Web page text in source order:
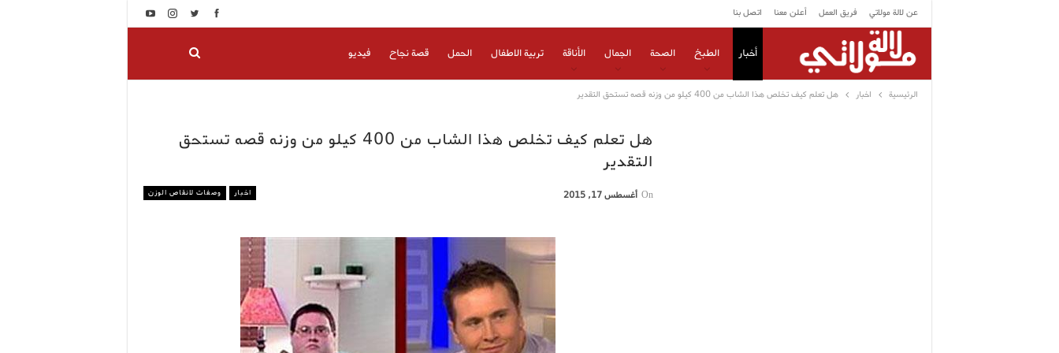
عن لالة مولاتي فريق العمل أعلن معنا اتصل بنا
أخبار الطبخ الصحة الجمال الأناقة تربية الاطفال الحمل قصة نجاح فيديو
الرئيسية اخبار هل تعلم كيف تخلص هذا الشاب من 400 كيلو من وزنه قصه تستحق التقدير
هل تعلم كيف تخلص هذا الشاب من 400 كيلو من وزنه قصه تستحق
التقدير
اخبار وصفات لانقاص الوزن On أغسطس 17, 2015